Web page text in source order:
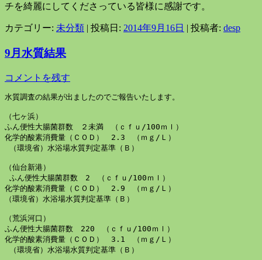
チを綺麗にしてくださっている皆様に感謝です。
カテゴリー: 未分類 | 投稿日: 2014年9月16日 | 投稿者: desp
9月水質結果
コメントを残す
水質調査の結果が出ましたのでご報告いたします。
（七ヶ浜）
ふん便性大腸菌群数　２未満　（ｃｆｕ/100ｍｌ）
化学的酸素消費量（ＣＯＤ）　2.3　（ｍｇ/Ｌ）
（環境省）水浴場水質判定基準（Ｂ）
（仙台新港）
ふん便性大腸菌群数　2　（ｃｆｕ/100ｍｌ）
化学的酸素消費量（ＣＯＤ）　2.9　（ｍｇ/Ｌ）
（環境省）水浴場水質判定基準（Ｂ）
（荒浜河口）
ふん便性大腸菌群数　220　（ｃｆｕ/100ｍｌ）
化学的酸素消費量（ＣＯＤ）　3.1　（ｍｇ/Ｌ）
（環境省）水浴場水質判定基準（Ｂ）